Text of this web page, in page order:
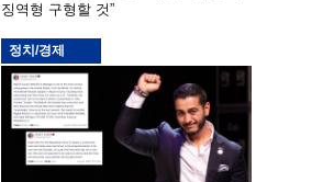
징역형 구형할 것”
정치/경제